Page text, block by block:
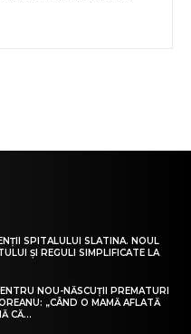
SPITALULUI SLATINA. NOUL
ȘI REGULI SIMPLIFICATE LA
NOU-NĂSCUȚII PREMATURI
„CÂND O MAMĂ AFLATĂ
CĂ...